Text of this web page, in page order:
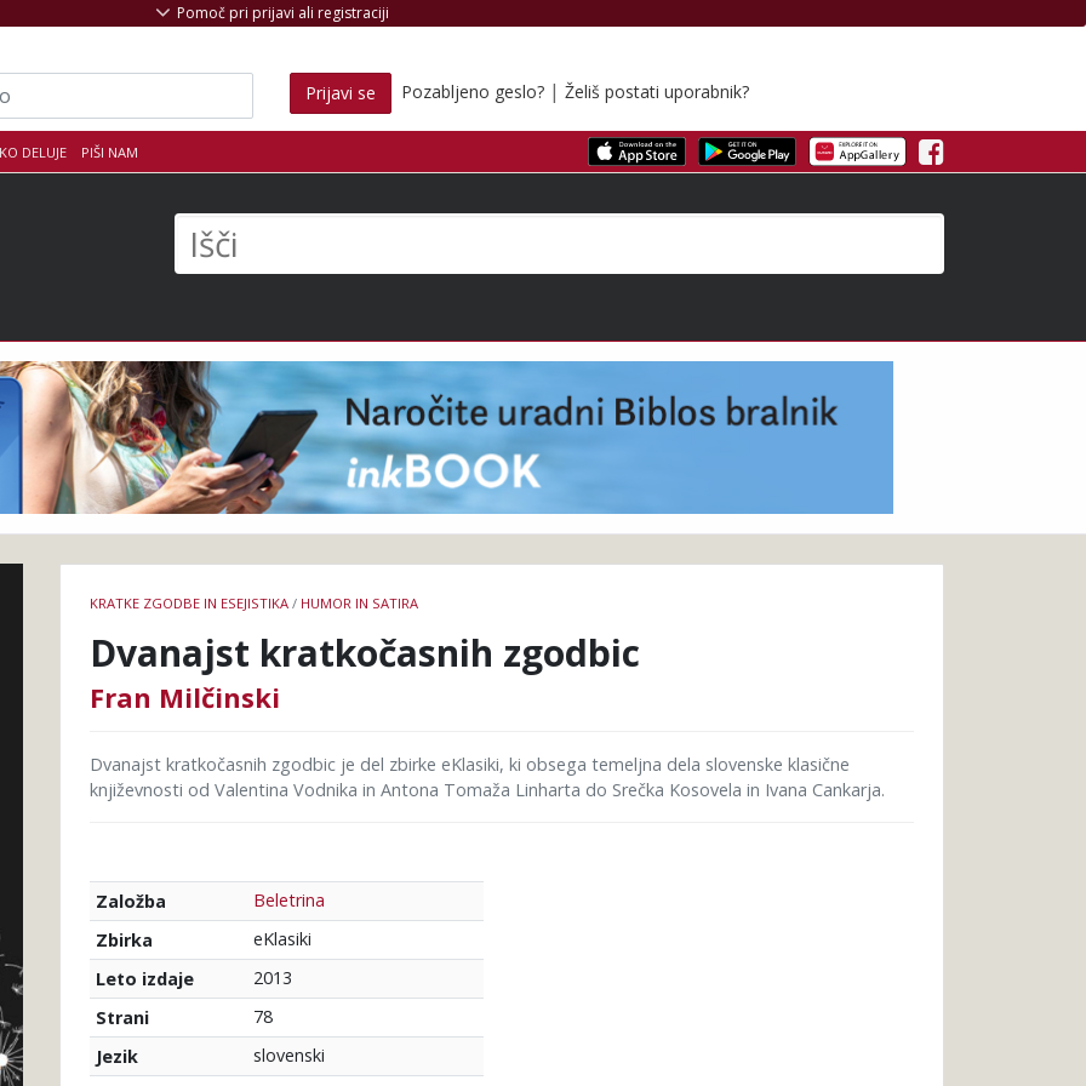
DELUJE PIŠI NAM Facebook
Pomoč pri prijavi ali registraciji
Prijavi se Pozabljeno geslo? | Želiš postati uporabnik?
knjige
KRATKE ZGODBE IN ESEJISTIKA / HUMOR IN SATIRA
Dvanajst kratkočasnih zgodbic
Fran Milčinski
Dvanajst kratkočasnih zgodbic je del zbirke eKlasiki, ki obsega temeljna dela slovenske klasične
književnosti od Valentina Vodnika in Antona Tomaža Linharta do Srečka Kosovela in Ivana Cankarja.
Založba
Beletrina
Zbirka
eKlasiki
Leto izdaje
2013
Strani
78
Jezik
slovenski